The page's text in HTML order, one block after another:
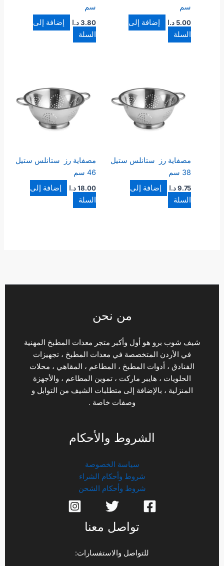
سم
5.00 د.ا
إضافة إلى
السلة
سم
3.80د.ا
إضافة إلى
السلة
مصفاية رز ستانلس ستيل
38 سم
9.75 د.ا
إضافة إلى
السلة
مصفاية رز ستانلس ستيل
46 سم
18.00د.ا
إضافة إلى
السلة
من نحن
شيف شوب برو هو أول وأكبر متجر معدات المطبخ المهنية
في الأردن المتخصصة في معدات المطبخ ، تجهيزات
الفنادق ، أدوات المطبخ ، المطاعم ، المقاهي ، محلات
الحلويات ، هايبر ماركت ، تموين المطاعم ، والأجهزة
المنزلية ، بالإضافة إلى متطلبات الشيف من التوابل و
وصفات خاصة .
الشروط والأحكام
سياسة الخصوصة
شروط وأحكام الشراء
شروط وأحكام الشحن
تواصل معنا
للتواصل والاستفسارات: